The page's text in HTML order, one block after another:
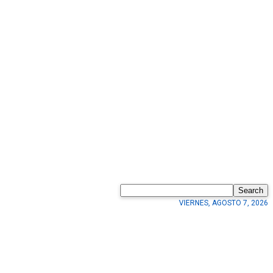
Search
VIERNES, AGOSTO 7, 2026